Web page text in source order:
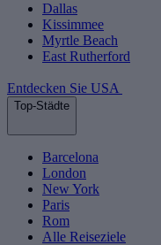
Dallas
Kissimmee
Myrtle Beach
East Rutherford
Entdecken Sie USA
Top-Städte
Barcelona
London
New York
Paris
Rom
Alle Reiseziele